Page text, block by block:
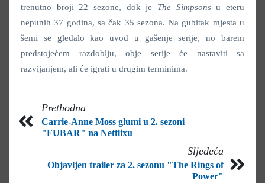
trenutno broji 22 sezone, dok je The Simpsonsu eteru
nepunih 37 godina, sa čak 35 sezona. Na gubitak mjesta u
šemi se gledalo kao uvod u gašenje serije, no barem
predstojećem razdoblju, obje serije će nastaviti sa
razvijanjem, ali će igrati u drugim terminima.
Prethodna
Carrie-Anne Moss glumi u 2. sezoni
"FUBAR" na Netflixu
Sljedeća
Objavljen trailer za 2. sezonu "The Rings of
Power"